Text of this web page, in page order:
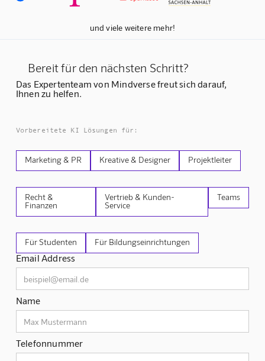
und viele weitere mehr!
Bereit für den nächsten Schritt?
Das Expertenteam von Mindverse freut sich darauf,
Ihnen zu helfen.
Vorbereitete KI Lösungen für:
Marketing & PR Kreative & Designer Projektleiter
Recht &
Finanzen
Vertrieb & Kunden-
Service
Teams
Für Studenten Für Bildungseinrichtungen
Email Address
Name
Telefonnummer